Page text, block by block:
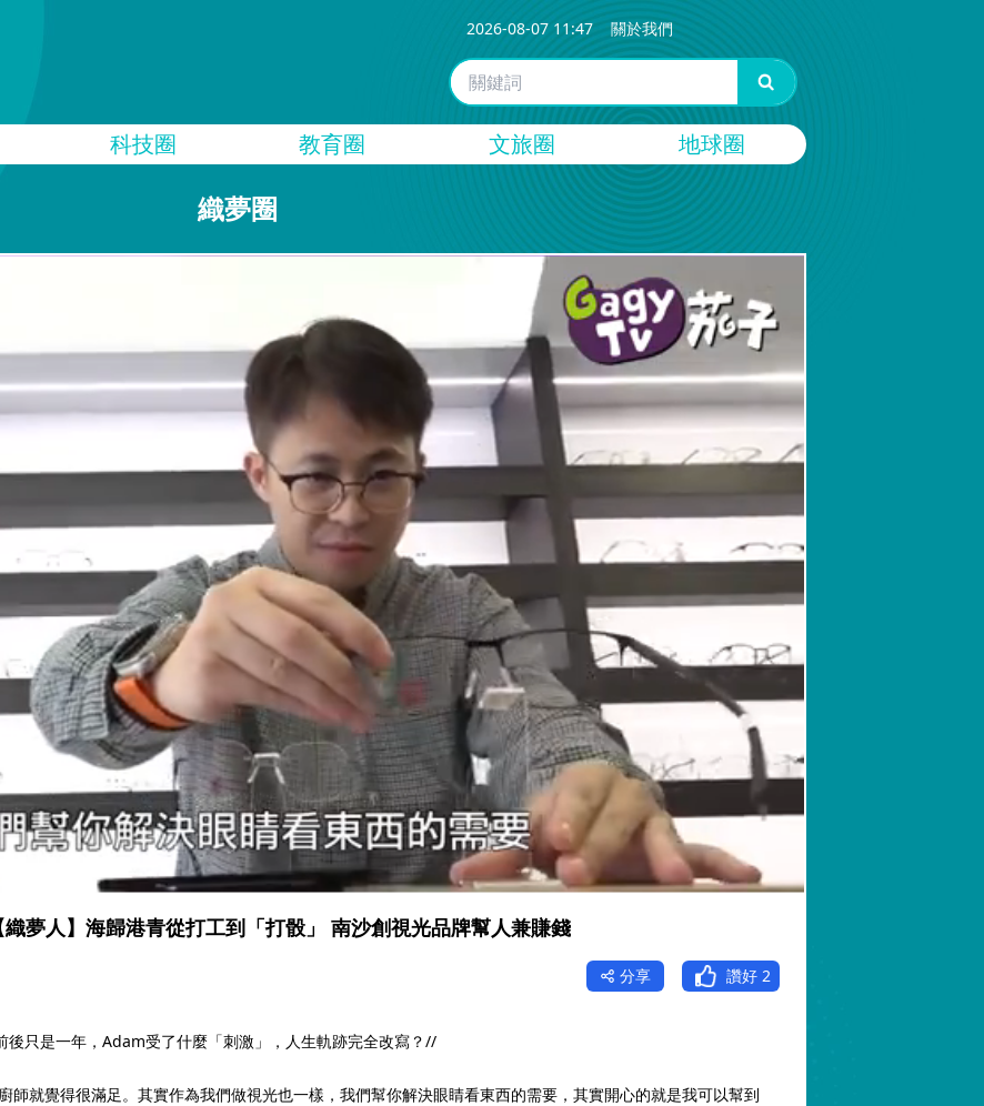
2026-08-07 11:47 關於我們
科技圈 教育圈 文旅圈 地球圈
織夢圈
織夢人】海歸港青從打工到「打骰」 南沙創視光品牌幫人兼賺錢
分享 讚好 2
只是一年，Adam受了什麼「刺激」，人生軌跡完全改寫？//
師就覺得很滿足。其實作為我們做視光也一樣，我們幫你解決眼睛看東西的需要，其實開心的就是我可以幫到